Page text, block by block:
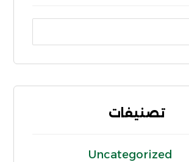
تصنيفات
Uncategorized